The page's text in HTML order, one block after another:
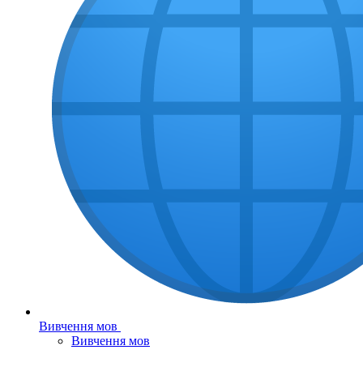
Вивчення мов
Вивчення мов